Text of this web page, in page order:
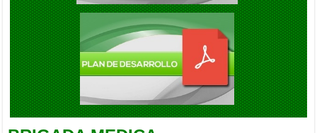
BRIGADA MEDICA INTERDISCIPLINARIA EN LA PARROQUIA
CACHA
Viernes, 05 Septiembre 2025 20:00